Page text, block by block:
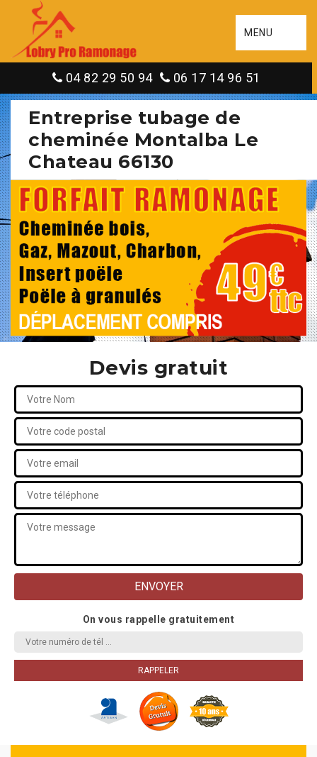
MENU
04 82 29 50 94 06 17 14 96 51
Entreprise tubage de
cheminée Montalba Le
Chateau 66130
Devis gratuit
On vous rappelle gratuitement